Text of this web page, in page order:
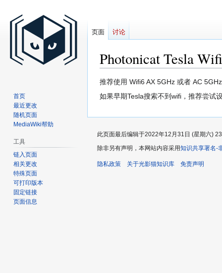
Photonicat Tesla
跳
到
跳
到
推荐使用 Wifi6 AX 5GHz 或者 AC 5GHz
如果早期Tesla搜索不到wifi，推荐尝试
页面 讨论
首页
最近更改
随机页面
MediaWiki帮助
工具
链入页面
相关更改
特殊页面
可打印版本
固定链接
页面信息
此页面最后编辑于2022年12月31日 (星期六)
除非另有声明，本网站内容采用知识共享署名-
隐私政策 关于光影猫知识库 免责声明